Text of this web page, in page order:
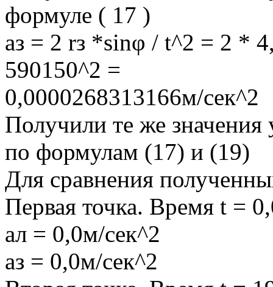
формуле ( 17 )
aз = 2 rз *sinφ / t^2 = 2 *
590150^2 =
0,0000268313166м/сек^2
Получили те же
по формулам (17) и (19)
Для сравнения
Первая точка. Время t =
aл = 0,0м/сек^2
aз = 0,0м/сек^2